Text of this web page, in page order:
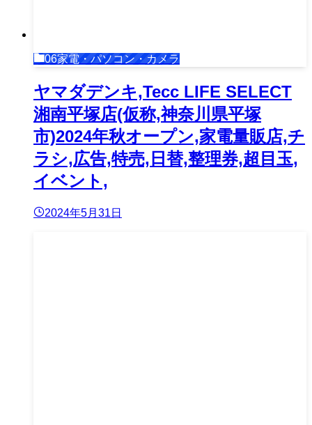
06家電・パソコン・カメラ
ヤマダデンキ,Tecc LIFE SELECT
湘南平塚店(仮称,神奈川県平塚
市)2024年秋オープン,家電量販店,チ
ラシ,広告,特売,日替,整理券,超目玉,
イベント,
2024年5月31日